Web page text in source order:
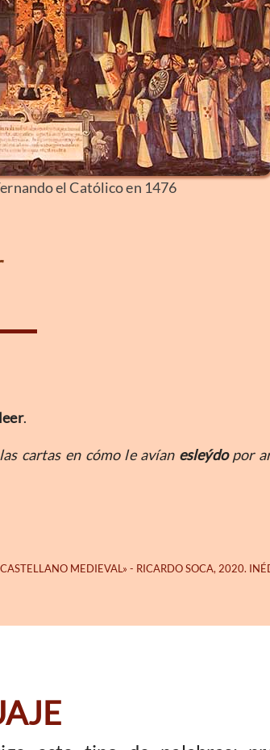
el Católico en 1476
.
cartas en cómo le avíanesleýdopor